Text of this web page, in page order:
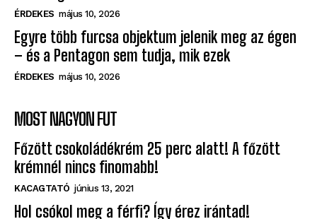
Egyre több furcsa objektum jelenik meg az égen
– és a Pentagon sem tudja, mik ezek
ÉRDEKES május 10, 2026
Főzött csokoládékrém 25 perc alatt! A főzött
krémnél nincs finomabb!
KACAGTATÓ június 13, 2021
Hol csókol meg a férfi? Így érez irántad!
LOVE október 2, 2024